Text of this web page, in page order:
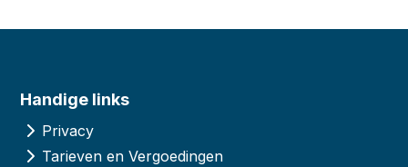
Handige links
Privacy
Tarieven en Vergoedingen